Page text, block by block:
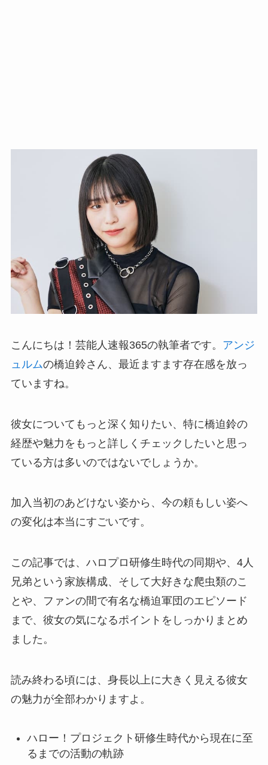
こんにちは！芸能人速報365の執筆者です。 アンジ
ュルムの橋迫鈴さん、最近ますます存在感を放っ
ていますね。
彼女についてもっと深く知りたい、特に橋迫鈴の
経歴や魅力をもっと詳しくチェックしたいと思っ
ている方は多いのではないでしょうか。
加入当初のあどけない姿から、今の頼もしい姿へ
の変化は本当にすごいです。
この記事では、ハロプロ研修生時代の同期や、4人
兄弟という家族構成、そして大好きな爬虫類のこ
とや、ファンの間で有名な橋迫軍団のエピソード
まで、彼女の気になるポイントをしっかりまとめ
ました。
読み終わる頃には、身長以上に大きく見える彼女
の魅力が全部わかりますよ。
ハロー！プロジェクト研修生時代から現在に至
るまでの活動の軌跡